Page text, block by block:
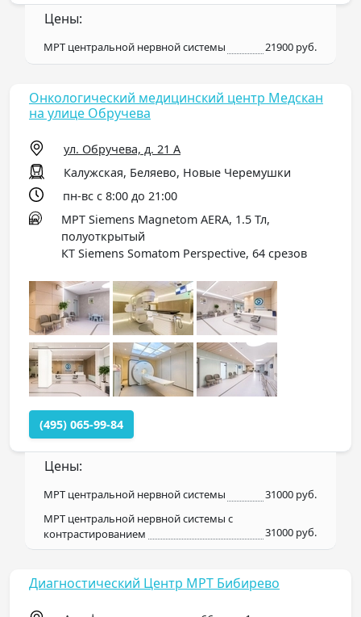
Цены:
МРТ центральной нервной системы 21900 руб.
Онкологический медицинский центр Медскан
на улице Обручева
ул. Обручева, д. 21 А
Калужская, Беляево, Новые Черемушки
пн-вс с 8:00 до 21:00
МРТ Siemens Magnetom AERA, 1.5 Тл,
полуоткрытый
КТ Siemens Somatom Perspective, 64 срезов
(495) 065-99-84
Цены:
МРТ центральной нервной системы
31000 руб.
МРТ центральной нервной системы с
контрастированием
31000 руб.
Диагностический Центр МРТ Бибирево